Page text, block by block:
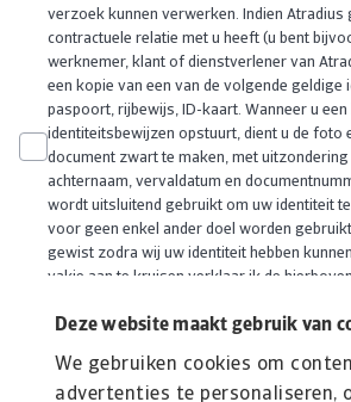
Deze website maakt gebruik van
We gebruiken cookies om
advertenties te personaliseren,
verzoek kunnen verwerken. Indien Atradius
contractuele relatie met u heeft (u bent
werknemer, klant of dienstverlener van
een kopie van een van de volgende geldige
paspoort, rijbewijs, ID-kaart. Wanneer u
identiteitsbewijzen opstuurt, dient u de foto
document zwart te maken, met uitzondering
achternaam, vervaldatum en
wordt uitsluitend gebruikt om uw identiteit
voor geen enkel ander doel worden
gewist zodra wij uw identiteit hebben
vakje aan te kruisen verklaar ik de